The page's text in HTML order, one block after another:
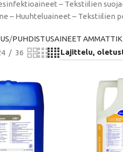
– Tekstiilien
– Huuhteluaineet – Tekstiilien
PUHDISTUSAINEET
36